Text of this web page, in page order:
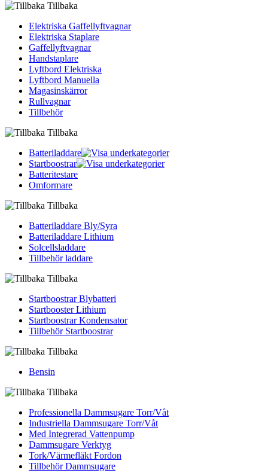
Tillbaka
Elektriska Gaffellyftvagnar
Elektriska Staplare
Gaffellyftvagnar
Handstaplare
Lyftbord Elektriska
Lyftbord Manuella
Magasinskärror
Rullvagnar
Tillbehör
Tillbaka
Batteriladdare
Startboostrar
Batteritestare
Omformare
Tillbaka
Batteriladdare Bly/Syra
Batteriladdare Lithium
Solcellsladdare
Tillbehör laddare
Tillbaka
Startboostrar Blybatteri
Startbooster Lithium
Startboostrar Kondensator
Tillbehör Startboostrar
Tillbaka
Bensin
Tillbaka
Professionella Dammsugare Torr/Våt
Industriella Dammsugare Torr/Våt
Med Integrerad Vattenpump
Dammsugare Verktyg
Tork/Värmefläkt Fordon
Tillbehör Dammsugare